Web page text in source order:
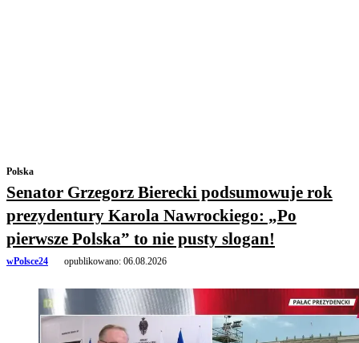
Polska
Senator Grzegorz Bierecki podsumowuje rok
prezydentury Karola Nawrockiego: „Po
pierwsze Polska” to nie pusty slogan!
wPolsce24 opublikowano: 06.08.2026